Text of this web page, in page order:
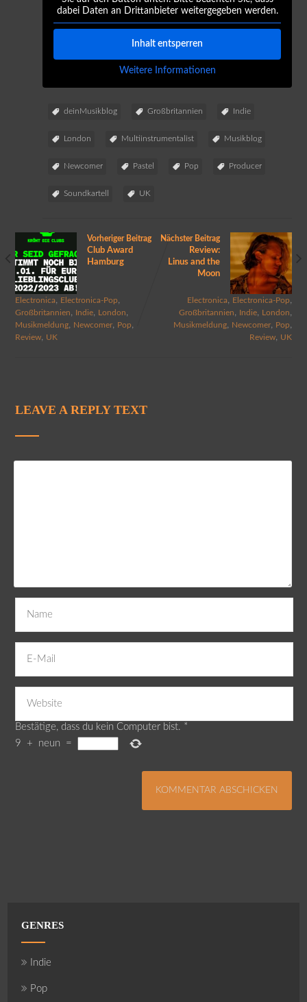
dabei Daten an Drittanbieter weitergegeben werden.
Inhalt entsperren
Weitere Informationen
deinMusikblog Großbritannien Indie
London Multiinstrumentalist Musikblog
Newcomer Pastel Pop Producer
Soundkartell UK
Vorheriger Beitrag
Club Award
Hamburg
Electronica, Electronica-Pop,
Großbritannien, Indie, London,
Musikmeldung, Newcomer, Pop,
Review, UK
Nächster Beitrag
Review:
Linus and the
Moon
Electronica, Electronica-Pop,
Großbritannien, Indie, London,
Musikmeldung, Newcomer, Pop,
Review, UK
LEAVE A REPLY TEXT
Bestätige, dass du kein Computer bist. *
9
+ neun =
GENRES
Indie
Pop